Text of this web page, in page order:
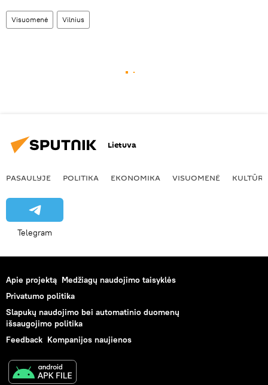
Visuomenė Vilnius
Lietuva
PASAULYJE POLITIKA EKONOMIKA VISUOMENĖ KULTŪRA
Telegram
Apie projektą Medžiagų naudojimo taisyklės
Privatumo politika
Slapukų naudojimo bei automatinio duomenų
išsaugojimo politika
Feedback Kompanijos naujienos